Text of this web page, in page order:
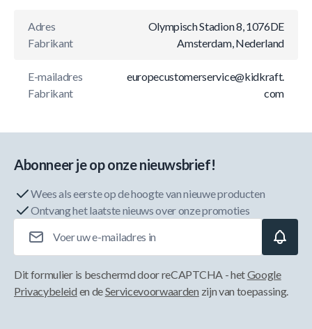
Adres
Fabrikant
Olympisch Stadion 8, 1076DE
Amsterdam, Nederland
E-mailadres
Fabrikant
europecustomerservice@kidkraft.
com
Abonneer je op onze nieuwsbrief!
Wees als eerste op de hoogte van nieuwe producten
Ontvang het laatste nieuws over onze promoties
Dit formulier is beschermd door reCAPTCHA - hetGoogle
Privacybeleid en deServicevoorwaarden zijn van toepassing.